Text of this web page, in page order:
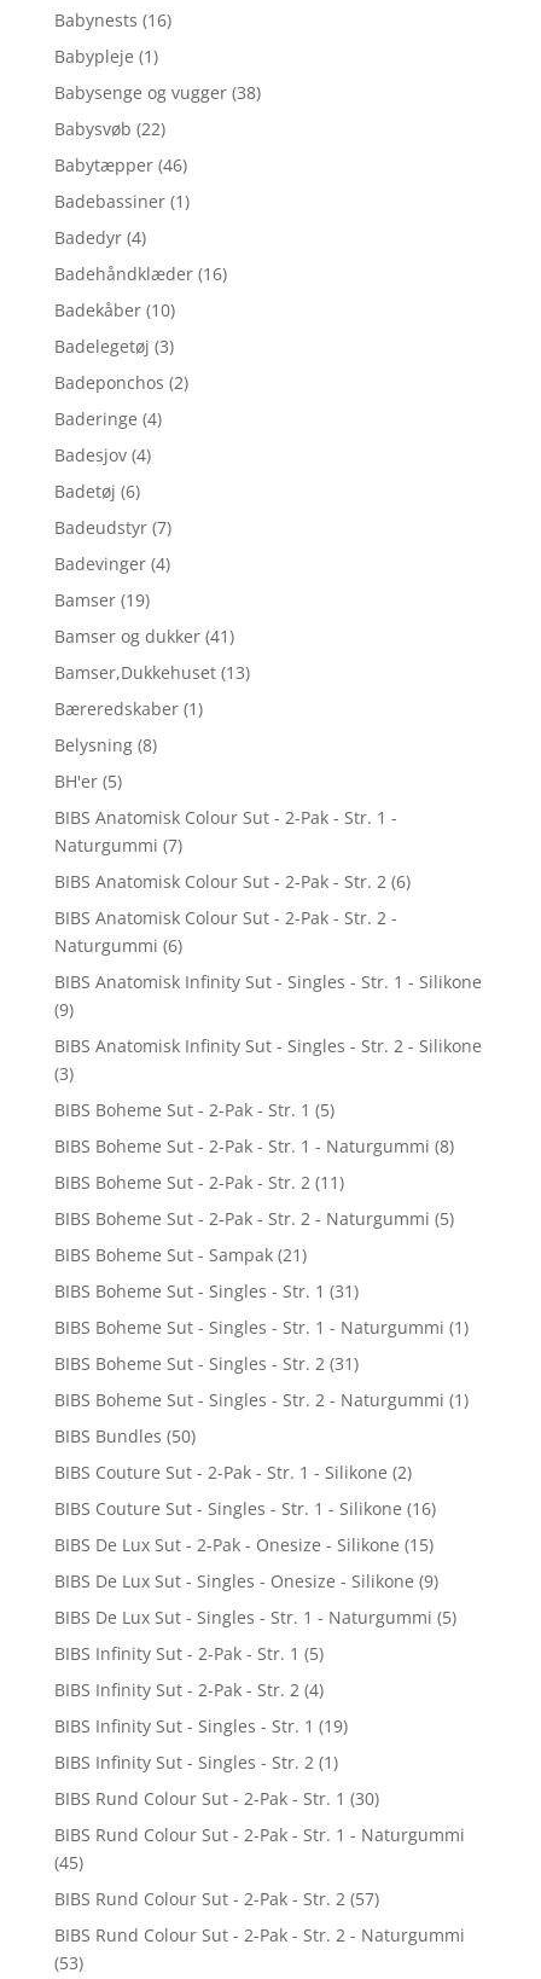
Babynests (16)
Babypleje (1)
Babysenge og vugger (38)
Babysvøb (22)
Babytæpper (46)
Badebassiner (1)
Badedyr (4)
Badehåndklæder (16)
Badekåber (10)
Badelegetøj (3)
Badeponchos (2)
Baderinge (4)
Badesjov (4)
Badetøj (6)
Badeudstyr (7)
Badevinger (4)
Bamser (19)
Bamser og dukker (41)
Bamser,Dukkehuset (13)
Bæreredskaber (1)
Belysning (8)
BH'er (5)
BIBS Anatomisk Colour Sut - 2-Pak - Str. 1 -
Naturgummi (7)
BIBS Anatomisk Colour Sut - 2-Pak - Str. 2 (6)
BIBS Anatomisk Colour Sut - 2-Pak - Str. 2 -
Naturgummi (6)
BIBS Anatomisk Infinity Sut - Singles - Str. 1 - Silikone
(9)
BIBS Anatomisk Infinity Sut - Singles - Str. 2 - Silikone
(3)
BIBS Boheme Sut - 2-Pak - Str. 1 (5)
BIBS Boheme Sut - 2-Pak - Str. 1 - Naturgummi (8)
BIBS Boheme Sut - 2-Pak - Str. 2 (11)
BIBS Boheme Sut - 2-Pak - Str. 2 - Naturgummi (5)
BIBS Boheme Sut - Sampak (21)
BIBS Boheme Sut - Singles - Str. 1 (31)
BIBS Boheme Sut - Singles - Str. 1 - Naturgummi (1)
BIBS Boheme Sut - Singles - Str. 2 (31)
BIBS Boheme Sut - Singles - Str. 2 - Naturgummi (1)
BIBS Bundles (50)
BIBS Couture Sut - 2-Pak - Str. 1 - Silikone (2)
BIBS Couture Sut - Singles - Str. 1 - Silikone (16)
BIBS De Lux Sut - 2-Pak - Onesize - Silikone (15)
BIBS De Lux Sut - Singles - Onesize - Silikone (9)
BIBS De Lux Sut - Singles - Str. 1 - Naturgummi (5)
BIBS Infinity Sut - 2-Pak - Str. 1 (5)
BIBS Infinity Sut - 2-Pak - Str. 2 (4)
BIBS Infinity Sut - Singles - Str. 1 (19)
BIBS Infinity Sut - Singles - Str. 2 (1)
BIBS Rund Colour Sut - 2-Pak - Str. 1 (30)
BIBS Rund Colour Sut - 2-Pak - Str. 1 - Naturgummi
(45)
BIBS Rund Colour Sut - 2-Pak - Str. 2 (57)
BIBS Rund Colour Sut - 2-Pak - Str. 2 - Naturgummi
(53)